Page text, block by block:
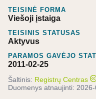
TEISINĖ FORMA
Viešoji įstaiga
TEISINIS STATUSAS
Aktyvus
PARAMOS GAVĖJO
2011-02-25
Šaltinis: Registrų Centras
Duomenys atnaujinti: